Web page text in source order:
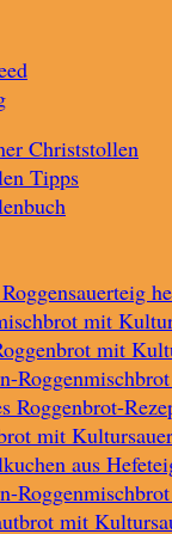
Christstollen
Tipps
mit
mit
Roggenbrot-
mit
aus
mit